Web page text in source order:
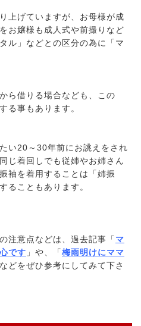
上げていますが、お母様が成
お嬢様も成人式や前撮りなど
ル」などとの区分の為に「マ
ら借りる場合なども、この
る事もあります。
い20～30年前にお誂えをされ
じ着回しでも従姉やお姉さん
袖を着用することは「姉振
ることもあります。
注意点などは、過去記事「 マ
です 」や、「梅雨明けにママ
などをぜひ参考にしてみて下さ